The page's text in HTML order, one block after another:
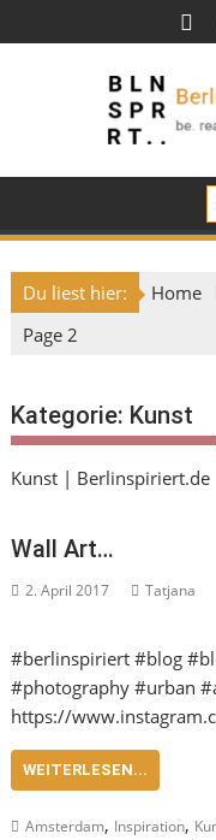
to
Du liest hier: Home
Page 2
Kategorie: Kunst
Kunst | Berlinspiriert.de
Wall Art…
2. April 2017 Tatjana
#berlinspiriert #blog
#photography #urban
https://
WEITERLESEN...
Amsterdam, Inspiration,